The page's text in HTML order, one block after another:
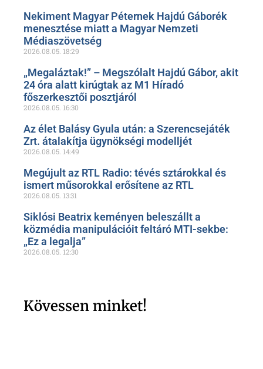
Nekiment Magyar Péternek Hajdú Gáborék
menesztése miatt a Magyar Nemzeti
Médiaszövetség
2026.08.05. 18:29
„Megaláztak!” – Megszólalt Hajdú Gábor, akit
24 óra alatt kirúgtak az M1 Híradó
főszerkesztői posztjáról
2026.08.05. 16:30
Az élet Balásy Gyula után: a Szerencsejáték
Zrt. átalakítja ügynökségi modelljét
2026.08.05. 14:49
Megújult az RTL Radio: tévés sztárokkal és
ismert műsorokkal erősítene az RTL
2026.08.05. 13:31
Siklósi Beatrix keményen beleszállt a
közmédia manipulációit feltáró MTI-sekbe:
„Ez a legalja”
2026.08.05. 12:30
Kövessen minket!